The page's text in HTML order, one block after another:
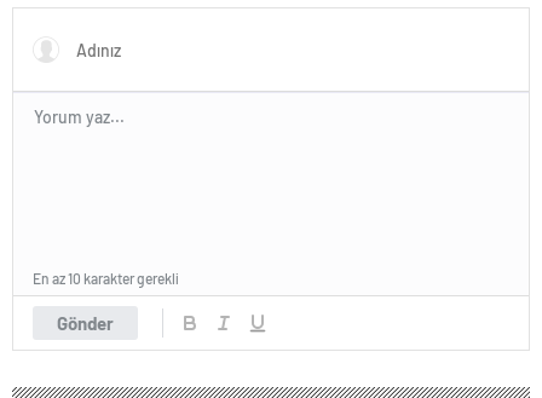
oldu!
Gönder
En az 10 karakter gerekli